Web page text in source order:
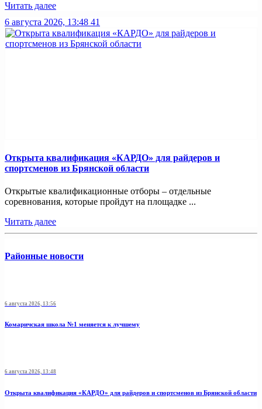
Читать далее
6 августа 2026, 13:48 41
Открыта квалификация «КАРДО» для райдеров и
спортсменов из Брянской области
Открытые квалификационные отборы – отдельные
соревнования, которые пройдут на площадке ...
Читать далее
Районные новости
6 августа 2026, 13:56
Комаричская школа №1 меняется к лучшему
6 августа 2026, 13:48
Открыта квалификация «КАРДО» для райдеров и спортсменов из Брянской области